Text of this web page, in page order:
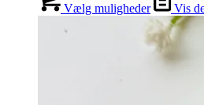
Vælg muligheder Vis